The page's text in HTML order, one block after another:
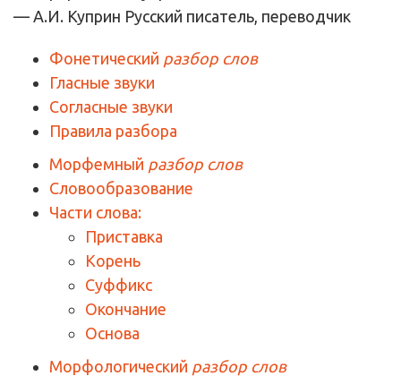
— А.И. Куприн Русский писатель, переводчик
Фонетический разбор слов
Гласные звуки
Согласные звуки
Правила разбора
Морфемный разбор слов
Словообразование
Части слова:
Приставка
Корень
Суффикс
Окончание
Основа
Морфологический разбор слов